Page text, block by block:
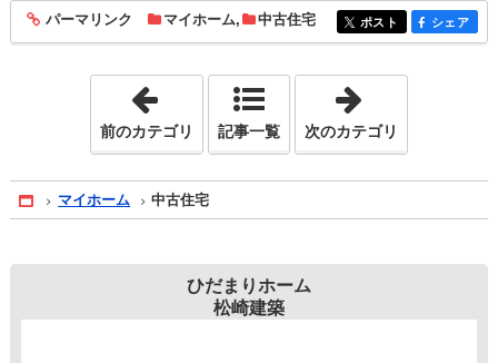
entry460
パーマリンク マイホーム, 中古住宅 entry460
ポスト entry460
シェア
「暑さ・寒さ対策」
前のカテゴリ 記事一覧 次のカテゴリ
Home
マイホーム 中古住宅
ひだまりホーム
松崎建築